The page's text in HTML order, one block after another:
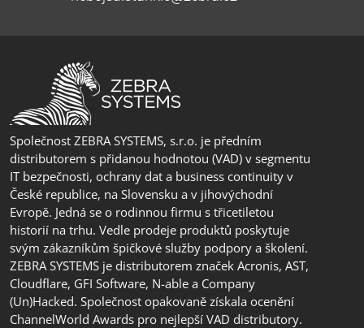
Společnost ZEBRA SYSTEMS, s.r.o. je předním
distributorem s přidanou hodnotou (VAD) v segmentu
IT bezpečnosti, ochrany dat a business continuity v
České republice, na Slovensku a v jihovýchodní
Evropě. Jedná se o rodinnou firmu s třicetiletou
historií na trhu. Vedle prodeje produktů poskytuje
svým zákazníkům špičkové služby podpory a školení.
ZEBRA SYSTEMS je distributorem značek Acronis, AST,
Cloudflare, GFI Software, N-able a Company
(Un)Hacked. Společnost opakovaně získala ocenění
ChannelWorld Awards pro nejlepší VAD distributory.